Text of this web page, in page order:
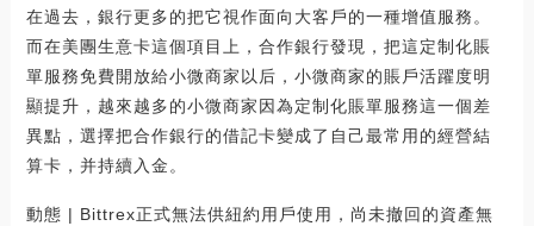
在過去，銀行更多的把它視作面向大客戶的一種增值服務。
而在美團生意卡這個項目上，合作銀行發現，把這定制化賬
單服務免費開放給小微商家以后，小微商家的賬戶活躍度明
顯提升，越來越多的小微商家因為定制化賬單服務這一個差
異點，選擇把合作銀行的借記卡變成了自己最常用的經營結
算卡，并持續入金。
動態 | Bittrex正式無法供紐約用戶使用，尚未撤回的資產無